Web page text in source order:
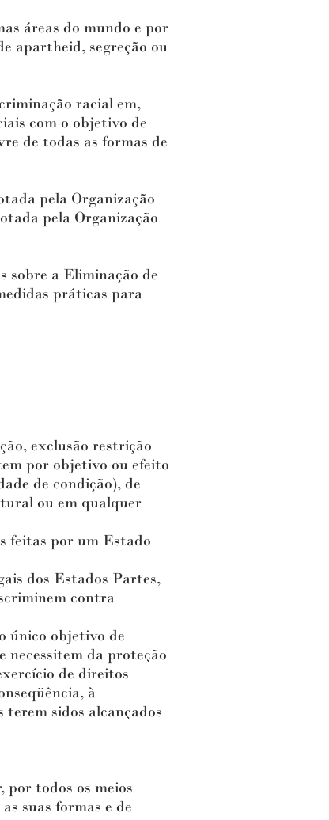
áreas do mundo e por
apartheid, segreção ou
racial em,
com o objetivo de
de todas as formas de
pela Organização
pela Organização
sobre a Eliminação de
práticas para
exclusão restrição
por objetivo ou efeito
de condição), de
ou em qualquer
feitas por um Estado
dos Estados Partes,
contra
único objetivo de
necessitem da proteção
de direitos
à
sidos alcançados
todos os meios
suas formas e de